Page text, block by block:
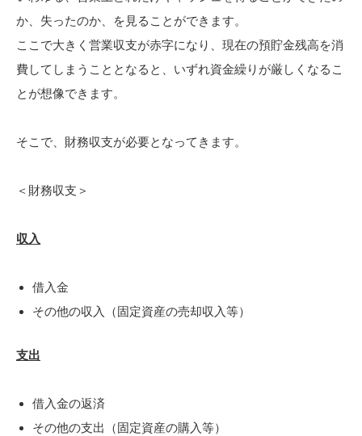
か、失ったのか、を見ることができます。
ここで大きく営業収支が赤字になり、現在の預貯金残高を消
費してしまうこととなると、いずれ資金繰りが厳しくなるこ
とが想像できます。
そこで、財務収支が必要となってきます。
＜財務収支＞
収入
借入金
その他の収入（固定資産の売却収入等）
支出
借入金の返済
その他の支出（固定資産の購入等）